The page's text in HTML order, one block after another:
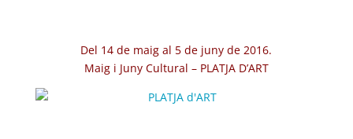
Del 14 de maig al 5 de juny de 2016.
Maig i Juny Cultural – PLATJA D’ART